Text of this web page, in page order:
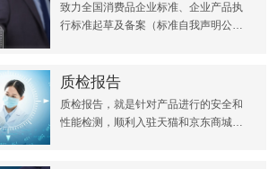
致力全国消费品企业标准、企业产品执
行标准起草及备案（标准自我声明公
质检报告
质检报告，就是针对产品进行的安全和
性能检测，顺利入驻天猫和京东商城或